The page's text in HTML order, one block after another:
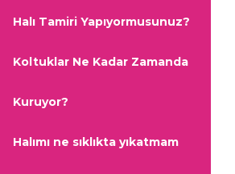
Halı Tamiri Yapıyormusunuz?
Koltuklar Ne Kadar Zamanda
Kuruyor?
Halımı ne sıklıkta yıkatmam